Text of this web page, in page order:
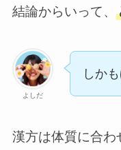
結論からいって、
よしだ
しか
漢方は体質に合わ